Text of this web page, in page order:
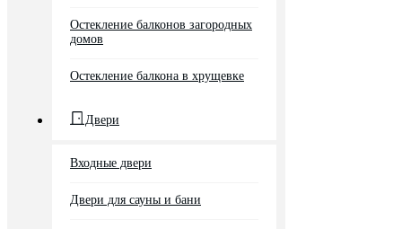
Остекление балконов загородных
домов
Остекление балкона в хрущевке
Двери
Входные двери
Двери для сауны и бани